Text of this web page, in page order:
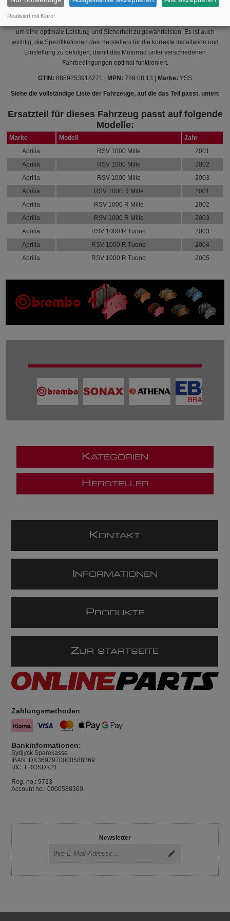
um eine optimale Leistung und Sicherheit zu gewährleisten. Es ist auch
wichtig, die Spezifikationen des Herstellers für die korrekte Installation und
Einstellung zu befolgen, damit das Motorrad unter verschiedenen
Fahrbedingungen optimal funktioniert.
GTIN: 8859253918271 | MPN: 789.08.13 | Marke: YSS
Siehe die vollständige Liste der Fahrzeuge, auf die das Teil passt, unten:
Ersatzteil für dieses Fahrzeug passt auf folgende
Modelle:
Marke Modell
Jahr
Aprilia
RSV 1000 Mille
2001
Aprilia
RSV 1000 Mille
2002
Aprilia
RSV 1000 Mille
2003
Aprilia
RSV 1000 R Mille
2001
Aprilia
RSV 1000 R Mille
2002
Aprilia
RSV 1000 R Mille
2003
Aprilia
RSV 1000 R Tuono
2003
Aprilia
RSV 1000 R Tuono
2004
Aprilia
RSV 1000 R Tuono 2005
KATEGORIEN
H ERSTELLER
KONTAKT
NFORMATIONEN
P RODUKTE
ZUR STARTSEITE
Zahlungsmethoden
Bankinformationen:
Sydjysk Sparekasse
IBAN: DK3697970000588369
BIC: FROSDK21
Reg. no.: 9733
Account no.: 0000588369
Newsletter
Realisiert mit Klaro!